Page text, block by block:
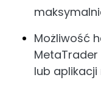
Możliwość
lub